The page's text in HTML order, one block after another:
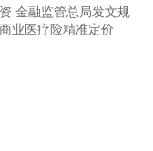
金融监管总局发文规
业医疗险精准定价